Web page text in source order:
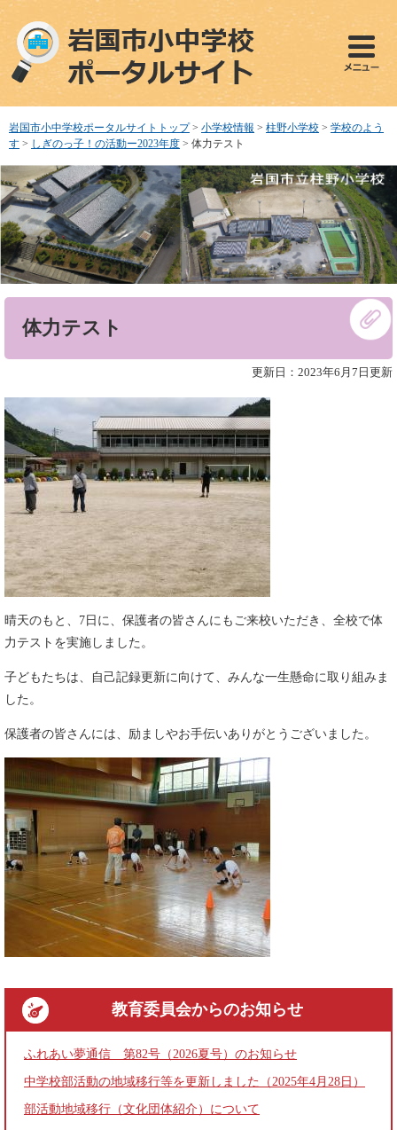
ペ
で
す
メ
ば
し
本
文
へ
岩国市小中学校ポータルサイトトップ > 小学校情報 > 柱野小学校 > 学校のよう
す > しぎのっ子！の活動ー2023年度 > 体力テスト
体力テスト
更新日：2023年6月7日更新
晴天のもと、7日に、保護者の皆さんにもご来校いただき、全校で体
力テストを実施しました。
子どもたちは、自己記録更新に向けて、みんな一生懸命に取り組みま
した。
保護者の皆さんには、励ましやお手伝いありがとうございました。
教育委員会からのお知らせ
ふれあい夢通信 第82号（2026夏号）のお知らせ
中学校部活動の地域移行等を更新しました（2025年4月28日）
部活動地域移行（文化団体紹介）について